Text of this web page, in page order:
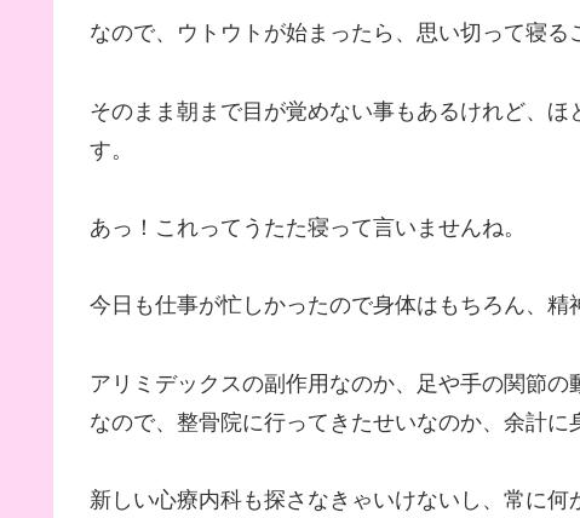
なので、ウトウトが始まったら、思い切って寝る
そのまま朝まで目が覚めない事もあるけれど、
す。
あっ！これってうたた寝って言いませんね。
今日も仕事が忙しかったので身体はもちろん、精
アリミデックスの副作用なのか、足や手の関節
なので、整骨院に行ってきたせいなのか、余計に
新しい心療内科も探さなきゃいけないし、常に何